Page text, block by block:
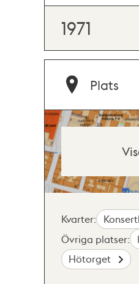
1971
Plats
Kvarter:
Övriga platser:
Hötorget